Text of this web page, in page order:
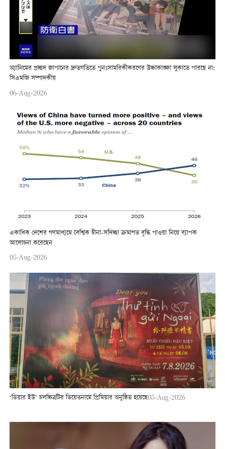
অ্যানিমের প্রচ্ছদ জাপানের দ্রুতগতিতে পুনঃসামরিকীকরণের উচ্চাকাঙ্ক্ষা লুকাতে পারছে না:
সিএমজি সম্পাদকীয়
06-Aug-2026
একাধিক দেশের গণমাধ্যমে বৈশ্বিক চীনা-সদিচ্ছা ক্রমাগত বৃদ্ধি পাওয়া নিয়ে ব্যাপক
আলোচনা করেছেন
05-Aug-2026
‘ডিয়ার ইউ’ চলচ্চিত্রটির ভিয়েতনামে প্রিমিয়ার অনুষ্ঠিত হয়েছে05-Aug-2026